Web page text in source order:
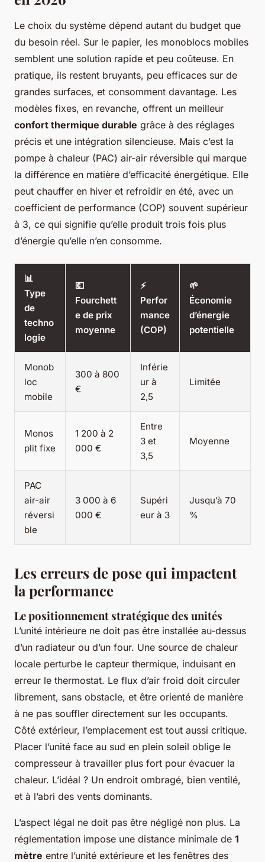
Le choix du système dépend autant du budget que
du besoin réel. Sur le papier, les monoblocs mobiles
semblent une solution rapide et peu coûteuse. En
pratique, ils restent bruyants, peu efficaces sur de
grandes surfaces, et consomment davantage. Les
modèles fixes, en revanche, offrent un meilleur
confort thermique durable grâce à des réglages
précis et une intégration silencieuse. Mais c’est la
pompe à chaleur (PAC) air-air réversible qui marque
la différence en matière d’efficacité énergétique. Elle
peut chauffer en hiver et refroidir en été, avec un
coefficient de performance (COP) souvent supérieur
à 3, ce qui signifie qu’elle produit trois fois plus
d’énergie qu’elle n’en consomme.
📊
Type
de
techno
logie
💶
Fourchett
e de prix
moyenne
⚡
Perfor
mance
(COP)
🌱
Économie
d’énergie
potentielle
Monob
loc
mobile
300 à 800
€
Inférie
ur à
2,5
Limitée
Monos
plit fixe
1 200 à 2
000 €
Entre
3 et
3,5
Moyenne
PAC
air-air
réversi
ble
3 000 à 6
000 €
Supéri
eur à 3
Jusqu’à 70
%
Les erreurs de pose qui impactent
la performance
Le positionnement stratégique des unités
L’unité intérieure ne doit pas être installée au-dessus
d’un radiateur ou d’un four. Une source de chaleur
locale perturbe le capteur thermique, induisant en
erreur le thermostat. Le flux d’air froid doit circuler
librement, sans obstacle, et être orienté de manière
à ne pas souffler directement sur les occupants.
Côté extérieur, l’emplacement est tout aussi critique.
Placer l’unité face au sud en plein soleil oblige le
compresseur à travailler plus fort pour évacuer la
chaleur. L’idéal ? Un endroit ombragé, bien ventilé,
et à l’abri des vents dominants.
L’aspect légal ne doit pas être négligé non plus. La
réglementation impose une distance minimale de 1
mètre entre l’unité extérieure et les fenêtres des